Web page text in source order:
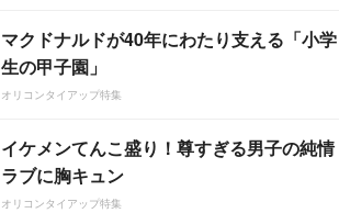
マクドナルドが40年にわたり支える「小学
生の甲子園」
オリコンタイアップ特集
イケメンてんこ盛り！尊すぎる男子の純情
ラブに胸キュン
オリコンタイアップ特集